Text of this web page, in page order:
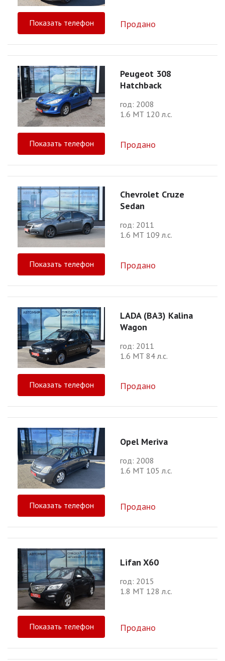
Показать телефон Продано
Peugeot 308
Hatchback
год: 2008
1.6 МТ 120 л.с.
Показать телефон Продано
Chevrolet Cruze
Sedan
год: 2011
1.6 МТ 109 л.с.
Показать телефон Продано
LADA (ВАЗ) Kalina
Wagon
год: 2011
1.6 МТ 84 л.с.
Показать телефон Продано
Opel Meriva
год: 2008
1.6 МТ 105 л.с.
Показать телефон Продано
Lifan X60
год: 2015
1.8 МТ 128 л.с.
Показать телефон Продано